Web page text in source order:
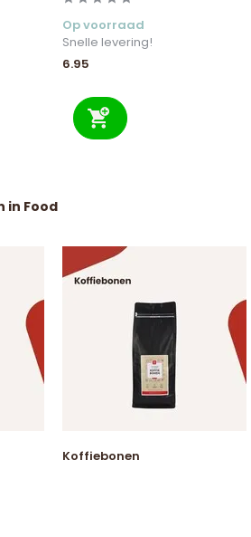
Op voorraad
Snelle levering!
6.95
in Food
Koffiebonen